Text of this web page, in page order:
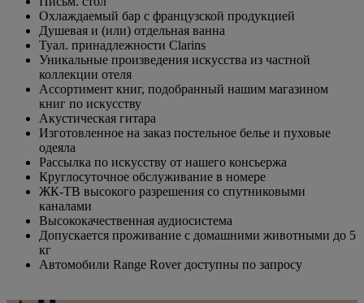
Охлаждаемый бар с французской продукцией
Душевая и (или) отдельная ванна
Туал. принадлежности Clarins
Уникальные произведения искусства из частной
коллекции отеля
Ассортимент книг, подобранный нашим магазином
книг по искусству
Акустическая гитара
Изготовленное на заказ постельное белье и пуховые
одеяла
Рассылка по искусству от нашего консьержа
Круглосуточное обслуживание в номере
ЖК-ТВ высокого разрешения со спутниковыми
каналами
Высококачественная аудиосистема
Допускается проживание с домашними животными до 5
кг
Автомобили Range Rover доступны по запросу